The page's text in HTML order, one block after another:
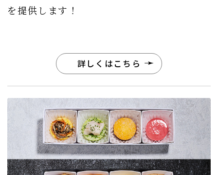
を提供します！
詳しくはこちら